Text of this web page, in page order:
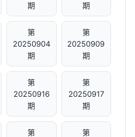
期
期
第
20250904
期
第
20250909
期
第
20250916
期
第
20250917
期
第
第